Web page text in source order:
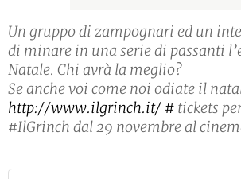
Un gruppo di zampognari ed un
di minare in una serie di passanti
Natale. Chi avrà la meglio?
Se anche voi come noi odiate il
http://www.ilgrinch.it/ # tickets
#IlGrinch dal 29 novembre al